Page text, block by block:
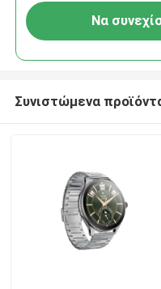
Να
Συνιστώμενα